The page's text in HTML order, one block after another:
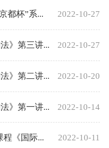
2022-10-27
都杯”系...
2022-10-27
》第三讲...
2022-10-20
》第二讲...
2022-10-14
》第一讲...
2022-10-11
程《国际...